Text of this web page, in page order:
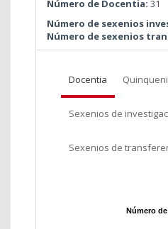
Número de Docentia: 31
Número de sexenios
Número de sexenios
Docentia
Sexenios de
Sexenios de
Número